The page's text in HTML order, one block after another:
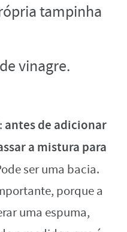
tampinha
vinagre.
antes de adicionar
a mistura para
ser uma bacia.
porque a
uma espuma,